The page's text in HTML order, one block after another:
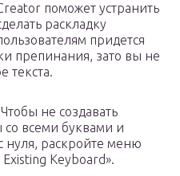
поможет устранить
раскладку
придется
препинания, зато вы не
текста.
не создавать
со всеми буквами и
нуля, раскройте меню
Keyboard».